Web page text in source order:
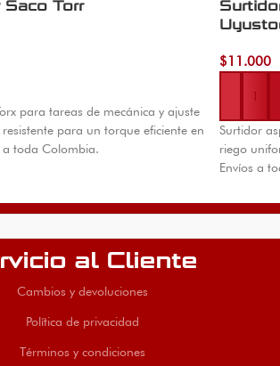
Torr
para tareas de mecánica y ajuste
para un torque eficiente en
a toda Colombia.
$11.000
Añadir al
Surtidor
riego
Envíos a
al Cliente
Cambios y devoluciones
Política de privacidad
Términos y condiciones